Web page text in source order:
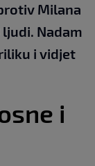
Milana
Nadam
i vidjet
i